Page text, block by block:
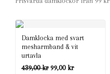
Damklocka med svart
mesharmband & vit
urtavla
439,00kr Det
99,00 krDet